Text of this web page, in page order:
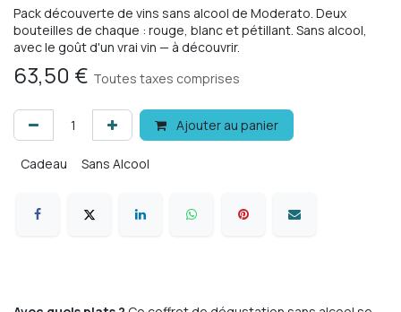
Pack découverte de vins sans alcool de Moderato. Deux
bouteilles de chaque : rouge, blanc et pétillant. Sans alcool,
avec le goût d'un vrai vin — à découvrir.
63,50 € Toutes taxes comprises
Ajouter au panier
Cadeau Sans Alcool